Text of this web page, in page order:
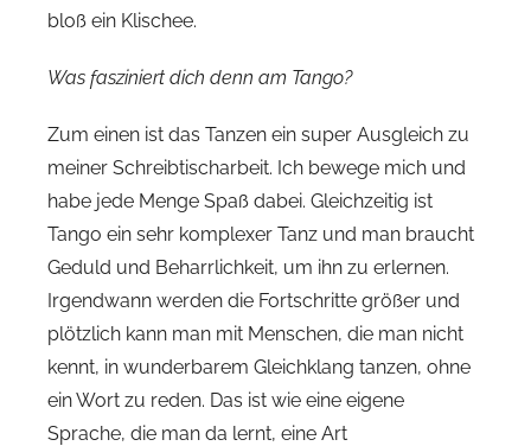
bloß ein Klischee.
Was fasziniert dich denn am Tango?
Zum einen ist das Tanzen ein super Ausgleich zu
meiner Schreibtischarbeit. Ich bewege mich und
habe jede Menge Spaß dabei. Gleichzeitig ist
Tango ein sehr komplexer Tanz und man braucht
Geduld und Beharrlichkeit, um ihn zu erlernen.
Irgendwann werden die Fortschritte größer und
plötzlich kann man mit Menschen, die man nicht
kennt, in wunderbarem Gleichklang tanzen, ohne
ein Wort zu reden. Das ist wie eine eigene
Sprache, die man da lernt, eine Art